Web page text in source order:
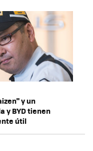
y un
y BYD tienen
útil